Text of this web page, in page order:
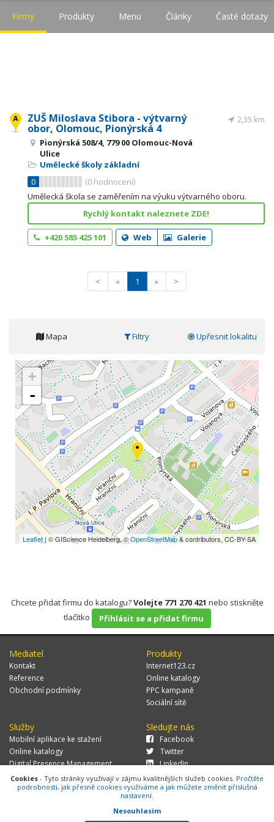
Firmy Produkty Menu Články Časté dotazy
ZUŠ Miloslava Stibora - výtvarný
obor, Olomouc, Pionýrská 4
Pionýrská 508/4, 779 00 Olomouc-Nová
Ulice
Umělecké školy základní
0
(0 hodnocení)
2,35 km
Umělecká škola se zaměřením na výuku výtvarného oboru.
Rychlý kontakt naleznete ZDE!
+420 585 425 101 Web Galerie
< « 1 » >
Mapa Filtry Upřesnit lokalitu
+
-
Leaflet| © GIScience Heidelberg, ©OpenStreetMap& contributors, CC-BY-SA
Chcete přidat firmu do katalogu?Volejte 771 270 421 nebo stiskněte
tlačítko
Přihlásit se a přidat firmu
Mediatel
Kontakt
Reference
Obchodní podmínky
Produkty
Internet123.cz
Online katalogy
PPC kampaně
Sociální sítě
Služby
Mobilní aplikace ke stažení
Online katalogy
Digital Presence Management
Více zákazníků
Sledujte nás
Facebook
Twitter
LinkedIn
© 2026 MEDIATEL CZ, s.r.o.,Za Potokem 46/4, 106 00 Praha 10, tel.:
Cookies - Tyto stránky využívají v zájmu kvalitnějších služeb cookies. Pročtěte
podrobnosti, jak přesně cookies využíváme a jak můžete změnit příslušná
nastavení.
Nesouhlasím